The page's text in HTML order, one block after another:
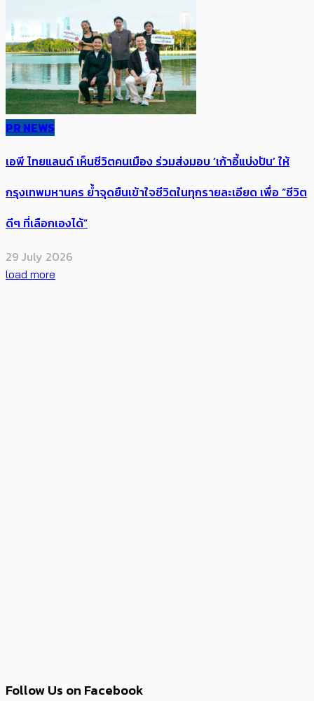
PR NEWS
เอพี ไทยแลนด์ เห็นชีวิตคนเมือง ร่วมส่งมอบ ‘เก้าอี้แบ่งปัน’ ให้
กรุงเทพมหานคร ย้ำจุดยืนเข้าใจชีวิตในทุกรายละเอียด เพื่อ “ชีวิต
ดีๆ ที่เลือกเองได้”
29 July 2026
load more
Follow Us on Facebook